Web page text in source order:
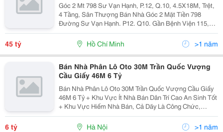
Góc 2 Mt 798 Sư Vạn Hạnh, P.12, Q.10, 4.5X18M, Trệt,
4 Tầng, Sân Thượng Bán Nhà Góc 2 Mặt Tiền 798
Đường Sư Vạn Hạnh. P12. Q10. Gần Bệnh Viện 115,
Trường Đại Học Ngoại Ngữ... - Diện Tích: 4.5X18M,
Công Nhận 70M2 - Kết Cấu: Trệt, 4 Tầng, Sân...
45 tỷ Hồ Chí Minh >1 năm
Bán Nhà Phân Lô Oto 30M Trần Quốc Vượng
Cầu Giấy 46M 6 Tỷ
Bán Nhà Phân Lô Oto 30M Trần Quốc Vượng Cầu Giấy
46M 6 Tỷ + Khu Vực Ít Nhà Bán Dân Trí Cao An Sinh Tốt
+ Khu Vực Hiếm Nhà Bán, Cả Dãy Là Công Chức,
Doanh Nhân Thành Đạt. + Nhà Gần Các Trường Đại
Học Ngoại Ngữ, Thương Mại, Quốc Gia, Sư Phạm. +
6 tỷ Hà Nội >1 năm